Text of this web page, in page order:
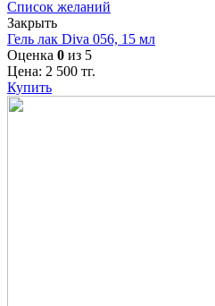
Список желаний
Закрыть
Гель лак Diva 056, 15 мл
Оценка 0 из 5
Цена: 2 500 тг.
Купить